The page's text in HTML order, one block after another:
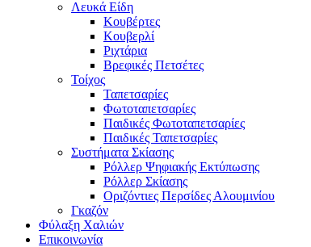
Λευκά Είδη
Κουβέρτες
Κουβερλί
Ριχτάρια
Βρεφικές Πετσέτες
Τοίχος
Ταπετσαρίες
Φωτοταπετσαρίες
Παιδικές Φωτοταπετσαρίες
Παιδικές Ταπετσαρίες
Συστήματα Σκίασης
Ρόλλερ Ψηφιακής Εκτύπωσης
Ρόλλερ Σκίασης
Οριζόντιες Περσίδες Αλουμινίου
Γκαζόν
Φύλαξη Χαλιών
Επικοινωνία